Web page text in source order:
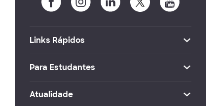
Links Rápidos
Para Estudantes
Atualidade